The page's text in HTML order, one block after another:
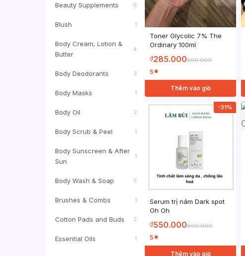
Beauty Supplements 6
Blush 1
Body Cream, Lotion &
Butter
4
Body Deodorants 3
Body Masks 1
Body Oil 2
Body Scrub & Peel 1
Body Sunscreen & After
Sun
1
Body Wash & Soap 5
Brushes & Combs 1
Cotton Pads and Buds 2
Essential Oils 1
Toner Glycolic 7% The
Ordinary 100ml
₫285.000500.000
5★
Thêm vào giỏ
-31%
Serum trị nám Dark spot
Oh Oh
₫550.000800.000
5★
Thêm vào giỏ